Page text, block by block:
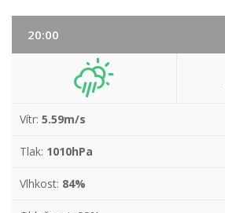
20:00
Vítr: 5.59m/s
Tlak: 1010hPa
Vlhkost: 84%